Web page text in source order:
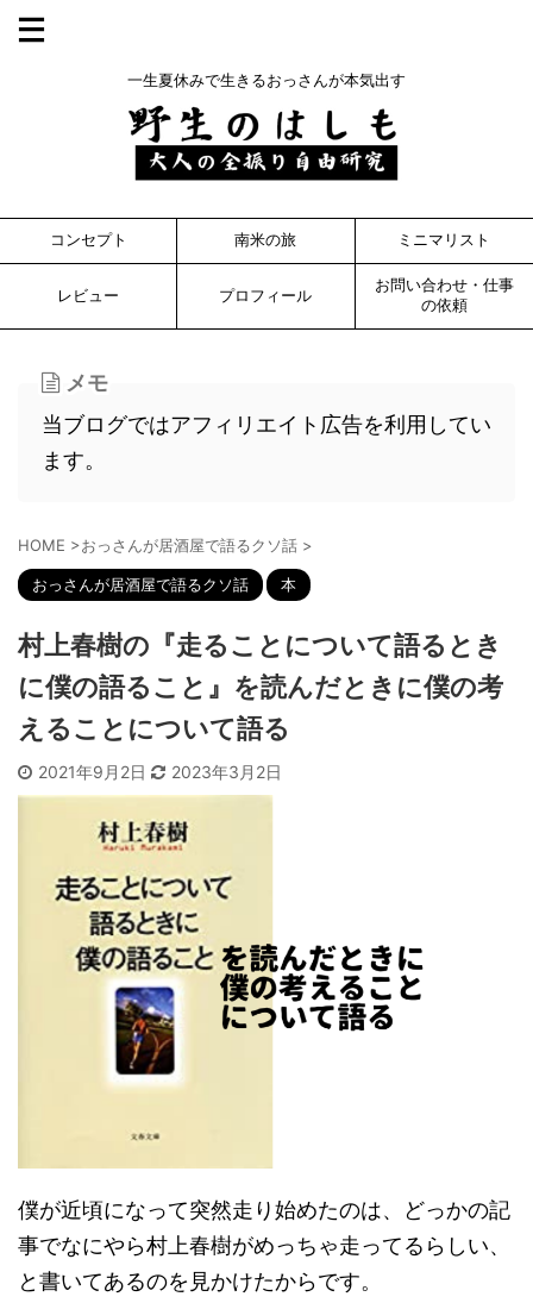
一生夏休みで生きるおっさんが本気出す
コンセプト 南米の旅 ミニマリスト
レビュー プロフィール
お問い合わせ・仕事
の依頼
メモ
当ブログではアフィリエイト広告を利用してい
ます。
HOME >おっさんが居酒屋で語るクソ話 >
おっさんが居酒屋で語るクソ話 本
村上春樹の『走ることについて語るとき
に僕の語ること』を読んだときに僕の考
えることについて語る
2021年9月2日 2023年3月2日
僕が近頃になって突然走り始めたのは、どっかの記
事でなにやら村上春樹がめっちゃ走ってるらしい、
と書いてあるのを見かけたからです。